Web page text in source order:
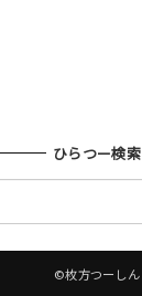
ひらつー検索
©枚方つーしん